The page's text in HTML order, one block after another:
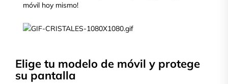
móvil hoy mismo!
Elige tu modelo de móvil y protege
su pantalla